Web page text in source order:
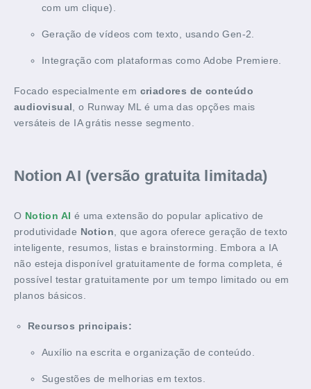
com um clique).
Geração de vídeos com texto, usando Gen-2.
Integração com plataformas como Adobe Premiere.
Focado especialmente em criadores de conteúdo
audiovisual , o Runway ML é uma das opções mais
versáteis de IA grátis nesse segmento.
Notion AI (versão gratuita limitada)
O Notion AI é uma extensão do popular aplicativo de
produtividade Notion , que agora oferece geração de texto
inteligente, resumos, listas e brainstorming. Embora a IA
não esteja disponível gratuitamente de forma completa, é
possível testar gratuitamente por um tempo limitado ou em
planos básicos.
Recursos principais:
Auxílio na escrita e organização de conteúdo.
Sugestões de melhorias em textos.